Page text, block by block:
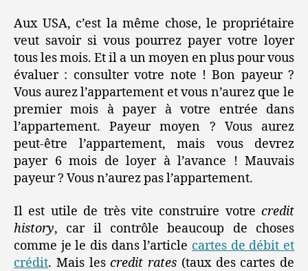
Aux USA, c’est la même chose, le propriétaire
veut savoir si vous pourrez payer votre loyer
tous les mois. Et il a un moyen en plus pour vous
évaluer : consulter votre note ! Bon payeur ?
Vous aurez l’appartement et vous n’aurez que le
premier mois à payer à votre entrée dans
l’appartement. Payeur moyen ? Vous aurez
peut-être l’appartement, mais vous devrez
payer 6 mois de loyer à l’avance ! Mauvais
payeur ? Vous n’aurez pas l’appartement.
Il est utile de très vite construire votre credit
history, car il contrôle beaucoup de choses
comme je le dis dans l’article cartes de débit et
crédit. Mais lescredit rates (taux des cartes de